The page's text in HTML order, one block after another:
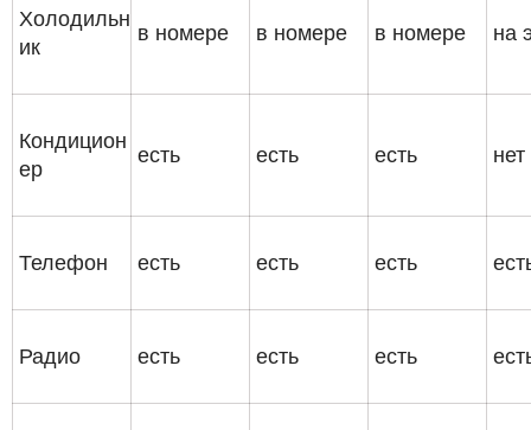
Холодильн
ик
в номере в номере в номере на
Кондицион
ер
есть есть есть нет
Телефон есть есть есть
Радио есть есть есть